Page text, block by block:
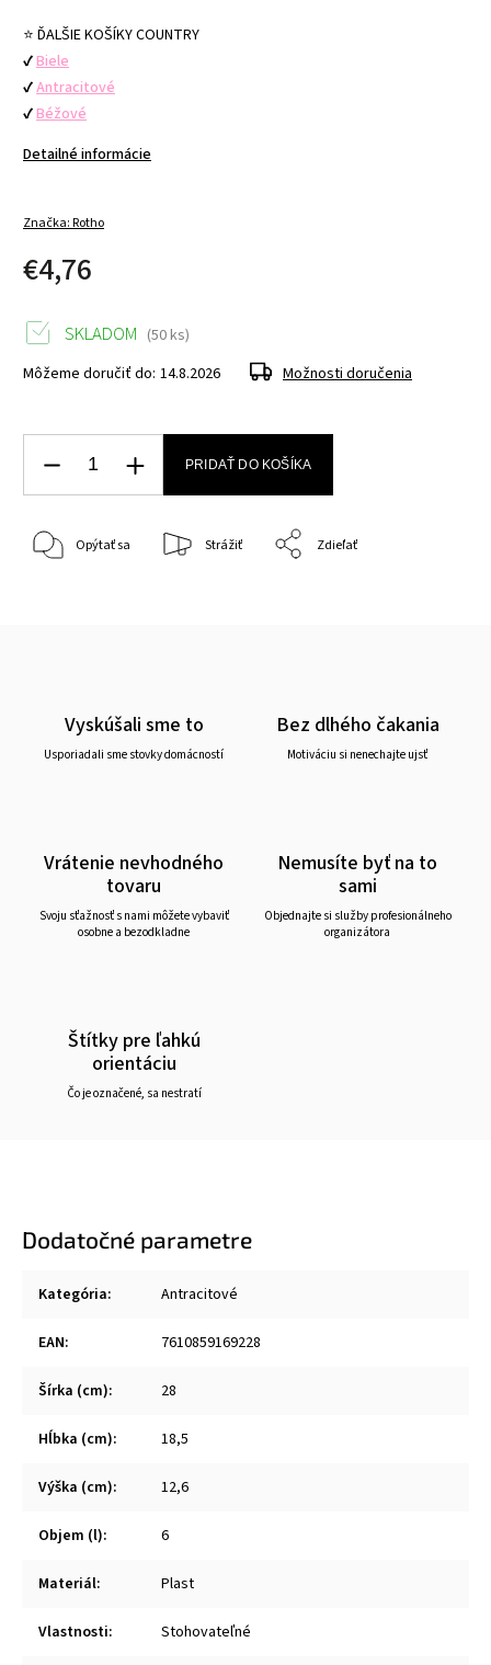
⭐ ĎALŠIE KOŠÍKY COUNTRY
✔ Biele
✔ Antracitové
✔Béžové
Detailné informácie
Značka:Rotho
€4,76
SKLADOM (50 ks)
Môžeme doručiť do: 14.8.2026 Možnosti doručenia
PRIDAŤ DO KOŠÍKA
Opýtať sa Strážiť Zdieľať
Vyskúšali sme to
Usporiadali sme stovky domácností
Bez dlhého čakania
Motiváciu si nenechajte ujsť
Vrátenie nevhodného
tovaru
Svoju sťažnosť s nami môžete vybaviť
osobne a bezodkladne
Nemusíte byť na to
sami
Objednajte si služby profesionálneho
organizátora
Štítky pre ľahkú
orientáciu
Čo je označené, sa nestratí
Dodatočné parametre
Kategória: Antracitové
EAN: 7610859169228
Šírka (cm): 28
Hĺbka (cm): 18,5
Výška (cm): 12,6
Objem (l): 6
Materiál: Plast
Vlastnosti: Stohovateľné